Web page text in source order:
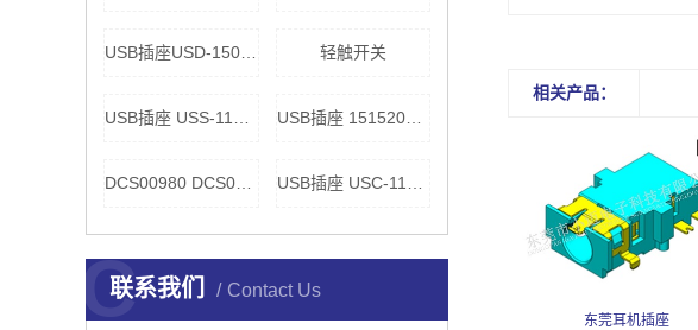
轻触开关
USB插座 1515202761
联系我们 Contact Us
C
相关产品：
东莞耳机插座